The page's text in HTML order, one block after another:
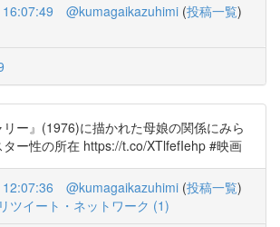
@kumagaikazuhimi (投稿一覧)
ー』(1976)に描かれた母娘の関係にみら
ー性の所在 https://t.co/XTlfefIehp #映画
@kumagaikazuhimi (投稿一覧)
リツイート・ネットワーク (1)